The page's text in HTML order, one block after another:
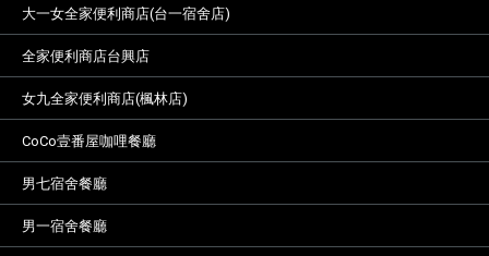
大一女全家便利商店(台一宿舍店)
全家便利商店台興店
女九全家便利商店(楓林店)
CoCo壹番屋咖哩餐廳
男七宿舍餐廳
男一宿舍餐廳